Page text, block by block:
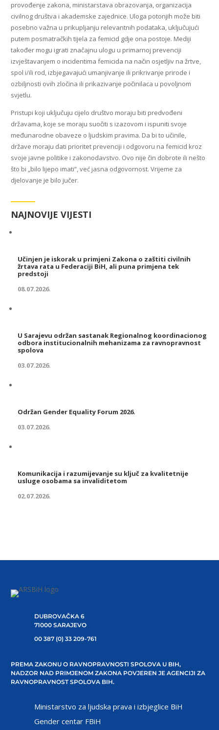
provođenje zakona, ministarstava obrazovanja, organizacija
civilnog društva i akademske zajednice. Uloga potonjih može biti
posebno važna u prikupljanju relevantnih podataka, uključujući
putem posmatračkih tijela za femicid gdje ona postoje. Mediji
također mogu igrati značajnu ulogu u primarnoj prevenciji
izvještavanjem o incidentima femicida na način osjetljiv na žrtve,
spol i/ili rod, izbjegavajući umanjivanje ili prikrivanje prirode i
ozbiljnosti ovih zločina ili prikazivanje počinilaca u povoljnom
svjetlu.
Pristupi koji uključuju cijelo društvo moraju biti predvođeni
državama, koje se moraju suočiti s izazovom i ispuniti svoje
međunarodne obaveze o ljudskim pravima. Da bi to učinile,
države moraju dati prioritet prevenciji i odgovoru na femicid kroz
svoje javne politike i zakonodavstvo. Ovo nije čin dobrote ili nešto
što bi „bilo lijepo imati“, već jasna odgovornost. Vrijeme za
djelovanje je bilo jučer.
NAJNOVIJE VIJESTI
Učinjen je iskorak u primjeni Zakona o zaštiti civilnih
žrtava rata u Federaciji BiH, ali puna primjena tek
predstoji
08.07.2026.
U Sarajevu održan sastanak Regionalnog koordinacionog
odbora institucionalnih mehanizama za ravnopravnost
spolova
03.07.2026.
Održan Gender Equality Forum 2026.
03.07.2026.
Komunikacija i razumijevanje su ključ za kvalitetnije
usluge osobama sa invaliditetom
02.07.2026.
DUBROVAČKA 6
71000 SARAJEVO
00 387 (0) 33 209-761
PREMA ZAKONU O RAVNOPRAVNOSTI SPOLOVA U BIH,
NADZOR NAD PRIMJENOM ZAKONA POVJEREN JE AGENCIJI ZA
RAVNOPRAVNOST SPOLOVA BIH.
Ministarstvo za ljudska prava i izbjeglice BiH
Gender centar FBiH